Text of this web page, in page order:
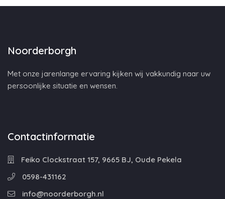
Noorderborgh
Met onze jarenlange ervaring kijken wij vakkundig naar uw
persoonlijke situatie en wensen.
Contactinformatie
Feiko Clockstraat 157, 9665 BJ, Oude Pekela
0598-431162
info@noorderborgh.nl